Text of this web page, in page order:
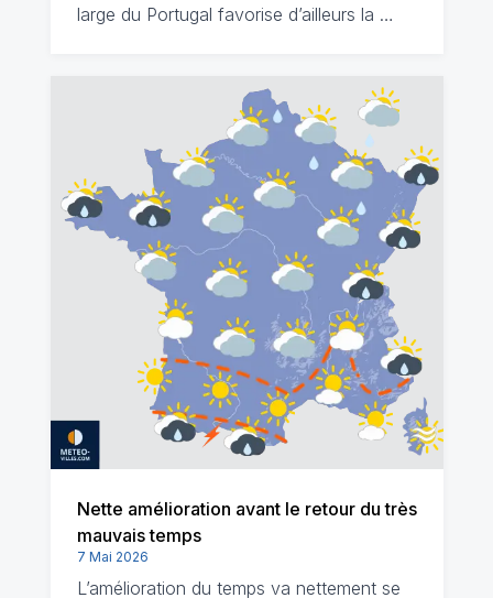
large du Portugal favorise d’ailleurs la …
Nette amélioration avant le retour du très
mauvais temps
7 Mai 2026
L’amélioration du temps va nettement se